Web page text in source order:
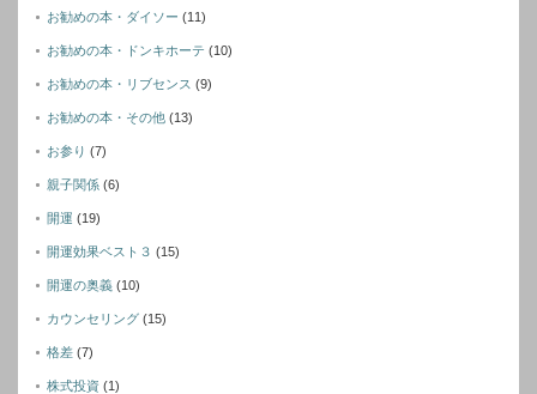
お勧めの本・ダイソー (11)
お勧めの本・ドンキホーテ (10)
お勧めの本・リブセンス (9)
お勧めの本・その他 (13)
お参り (7)
親子関係 (6)
開運 (19)
開運効果ベスト３ (15)
開運の奥義 (10)
カウンセリング (15)
格差 (7)
株式投資 (1)